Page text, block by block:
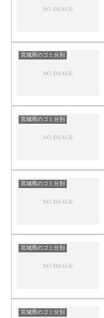
宮城県のゴミ分別
宮城県のゴミ分別
宮城県のゴミ分別
宮城県のゴミ分別
宮城県のゴミ分別